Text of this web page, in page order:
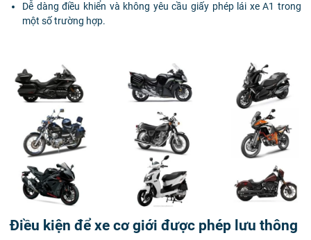
Dễ dàng điều khiển và không yêu cầu giấy phép lái xe A1 trong
một số trường hợp.
Điều kiện để xe cơ giới được phép lưu thông